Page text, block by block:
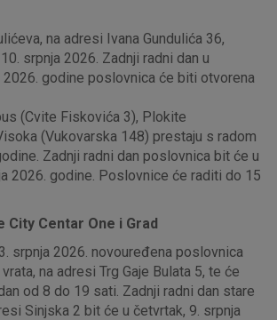
na adresi Ivana Gundulića 36,
srpnja 2026. Zadnji radni dan u
2026. godine poslovnica će biti otvorena
(Cvite Fiskovića 3), Plokite
(Vukovarska 148) prestaju s radom
Zadnji radni dan poslovnica bit će u
2026. godine. Poslovnice će raditi do 15
City Centar One i Grad
srpnja 2026. novouređena poslovnica
na adresi Trg Gaje Bulata 5, te će
od 8 do 19 sati. Zadnji radni dan stare
Sinjska 2 bit će u četvrtak, 9. srpnja